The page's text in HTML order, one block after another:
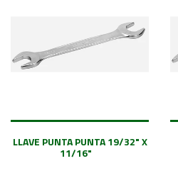
LLAVE PUNTA PUNTA 19/32" X
11/16"